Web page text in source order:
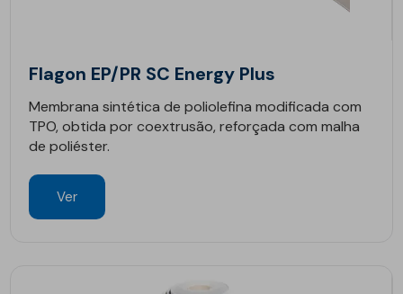
Flagon EP/PR SC Energy Plus
Membrana sintética de poliolefina modificada com
TPO, obtida por coextrusão, reforçada com malha
de poliéster.
Ver